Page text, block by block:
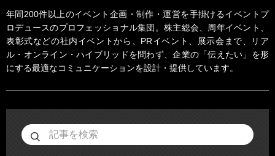
年間200件以上のイベント企画・制作・運営を手掛けるイベントプ
ロデュースのプロフェッショナル集団。株主総会、周年イベント、
表彰式などの社内イベントから、PRイベント、展示会まで、リア
ル・オンライン・ハイブリッドを問わず、企業の「伝えたい」を形
にする最適なコミュニケーションを設計・提供しています。